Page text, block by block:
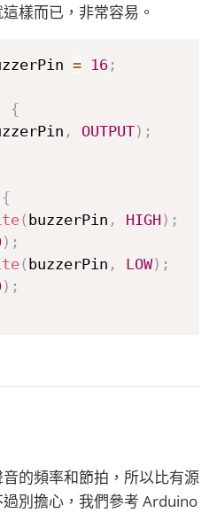
樣而已，非常容易。
= 16 ;
{
, OUTPUT) ;
{
( buzzerPin , HIGH ) ;
) ;
( buzzerPin , LOW) ;
) ;
的頻率和節拍，所以比有源
別擔心，我們參考 Arduino